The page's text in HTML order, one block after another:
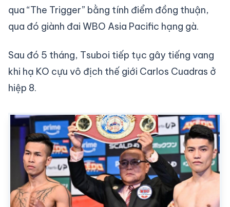
qua “The Trigger” bằng tính điểm đồng thuận,
qua đó giành đai WBO Asia Pacific hạng gà.
Sau đó 5 tháng, Tsuboi tiếp tục gây tiếng vang
khi hạ KO cựu vô địch thế giới Carlos Cuadras ở
hiệp 8.